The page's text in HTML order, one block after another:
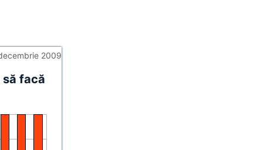
2009
să facă